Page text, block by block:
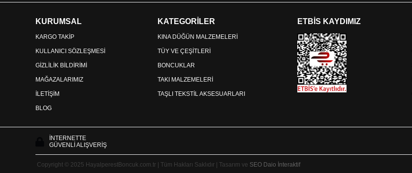
KURUMSAL
KARGO TAKİP
KULLANICI SÖZLEŞMESİ
GİZLİLİK BİLDİRİMİ
MAĞAZALARIMIZ
İLETİŞİM
BLOG
KATEGORİLER
KINA DÜĞÜN MALZEMELERİ
TÜY VE ÇEŞİTLERİ
BONCUKLAR
TAKI MALZEMELERİ
TAŞLI TEKSTİL AKSESUARLARI
ETBİS KAYDIMIZ
İNTERNETTE
GÜVENLİ ALIŞVERİŞ
Copyright © 2025 HayalperestBoncuk.com.tr | Tüm Hakları Saklıdır | Tasarım ve SEO Daio İnteraktif